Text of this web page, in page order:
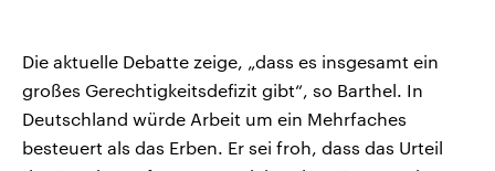
Die aktuelle Debatte zeige, „dass es insgesamt ein
großes Gerechtigkeitsdefizit gibt“, so Barthel. In
Deutschland würde Arbeit um ein Mehrfaches
besteuert als das Erben. Er sei froh, dass das Urteil